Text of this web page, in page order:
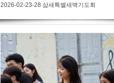
2026-02-23-28 삼새특별새벽기도회